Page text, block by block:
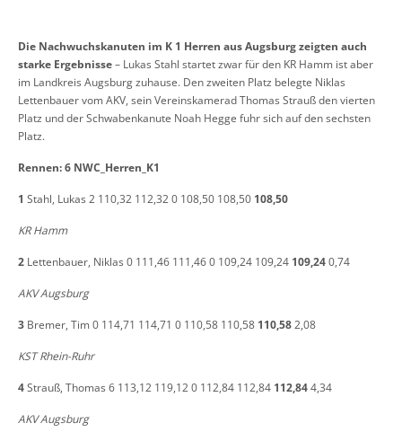
Die Nachwuchskanuten im K 1 Herren aus Augsburg zeigten auch
starke Ergebnisse– Lukas Stahl startet zwar für den KR Hamm ist aber
im Landkreis Augsburg zuhause. Den zweiten Platz belegte Niklas
Lettenbauer vom AKV, sein Vereinskamerad Thomas Strauß den vierten
Platz und der Schwabenkanute Noah Hegge fuhr sich auf den sechsten
Platz.
Rennen: 6 NWC_Herren_K1
1 Stahl, Lukas 2 110,32 112,32 0 108,50 108,50 108,50
KR Hamm
2 Lettenbauer, Niklas 0 111,46 111,46 0 109,24 109,24 109,240,74
AKV Augsburg
3 Bremer, Tim 0 114,71 114,71 0 110,58 110,58 110,582,08
KST Rhein-Ruhr
4Strauß, Thomas 6 113,12 119,12 0 112,84 112,84 112,844,34
AKV Augsburg